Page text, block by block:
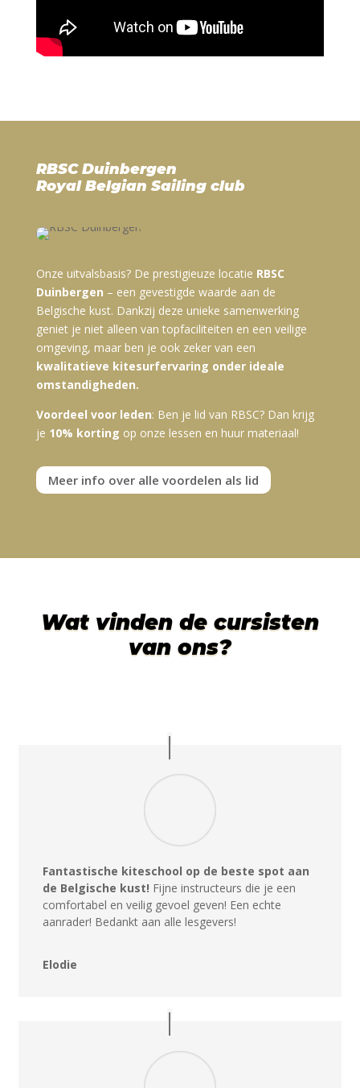
RBSC Duinbergen
Royal Belgian Sailing club
Onze uitvalsbasis? De prestigieuze locatie RBSC
Duinbergen – een gevestigde waarde aan de
Belgische kust. Dankzij deze unieke samenwerking
geniet je niet alleen van topfaciliteiten en een veilige
omgeving, maar ben je ook zeker van een
kwalitatieve kitesurfervaring onder ideale
omstandigheden.
Voordeel voor leden: Ben je lid van RBSC? Dan krijg
je 10% korting op onze lessen en huur materiaal!
Meer info over alle voordelen als lid
Wat vinden de cursisten
van ons?
Fantastische kiteschool op de beste spot aan
de Belgische kust! Fijne instructeurs die je een
comfortabel en veilig gevoel geven! Een echte
aanrader! Bedankt aan alle lesgevers!
Elodie